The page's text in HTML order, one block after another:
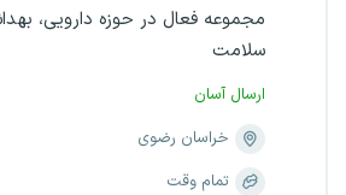
مجموعه فعال در حوزه دارویی،
سلامت
ارسال آسان
خراسان رضوی
تمام وقت